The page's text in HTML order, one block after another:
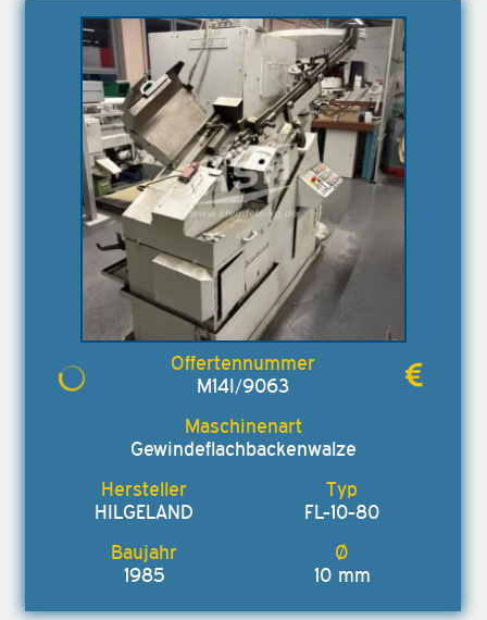
M14I/9063
Gewindeflachbackenwalze
HILGELAND FL-10-80
1985 10 mm